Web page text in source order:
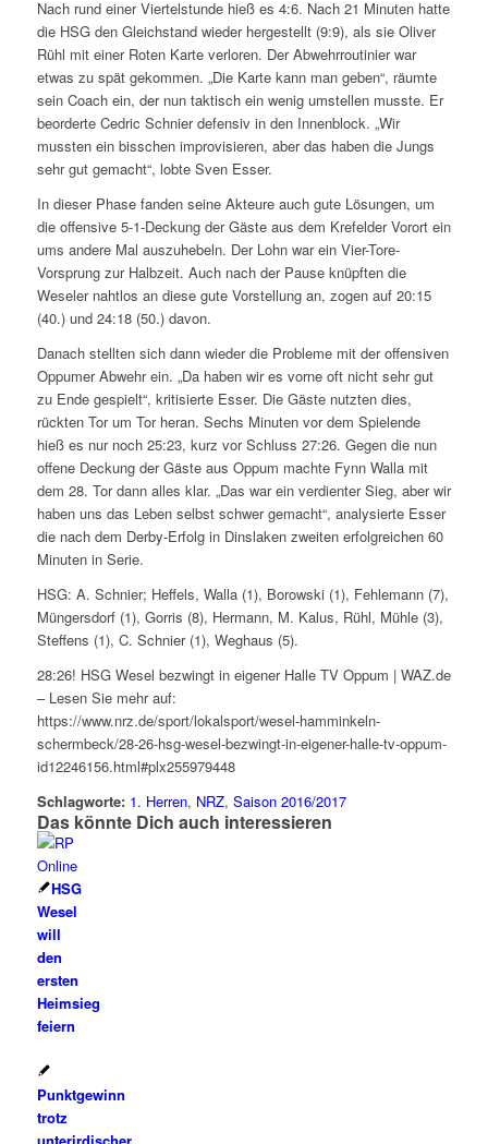
Nach rund einer Viertelstunde hieß es 4:6. Nach 21 Minuten hatte
die HSG den Gleichstand wieder hergestellt (9:9), als sie Oliver
Rühl mit einer Roten Karte verloren. Der Abwehrroutinier war
etwas zu spät gekommen. „Die Karte kann man geben“, räumte
sein Coach ein, der nun taktisch ein wenig umstellen musste. Er
beorderte Cedric Schnier defensiv in den Innenblock. „Wir
mussten ein bisschen improvisieren, aber das haben die Jungs
sehr gut gemacht“, lobte Sven Esser.
In dieser Phase fanden seine Akteure auch gute Lösungen, um
die offensive 5-1-Deckung der Gäste aus dem Krefelder Vorort ein
ums andere Mal auszuhebeln. Der Lohn war ein Vier-Tore-
Vorsprung zur Halbzeit. Auch nach der Pause knüpften die
Weseler nahtlos an diese gute Vorstellung an, zogen auf 20:15
(40.) und 24:18 (50.) davon.
Danach stellten sich dann wieder die Probleme mit der offensiven
Oppumer Abwehr ein. „Da haben wir es vorne oft nicht sehr gut
zu Ende gespielt“, kritisierte Esser. Die Gäste nutzten dies,
rückten Tor um Tor heran. Sechs Minuten vor dem Spielende
hieß es nur noch 25:23, kurz vor Schluss 27:26. Gegen die nun
offene Deckung der Gäste aus Oppum machte Fynn Walla mit
dem 28. Tor dann alles klar. „Das war ein verdienter Sieg, aber wir
haben uns das Leben selbst schwer gemacht“, analysierte Esser
die nach dem Derby-Erfolg in Dinslaken zweiten erfolgreichen 60
Minuten in Serie.
HSG: A. Schnier; Heffels, Walla (1), Borowski (1), Fehlemann (7),
Müngersdorf (1), Gorris (8), Hermann, M. Kalus, Rühl, Mühle (3),
Steffens (1), C. Schnier (1), Weghaus (5).
28:26! HSG Wesel bezwingt in eigener Halle TV Oppum | WAZ.de
– Lesen Sie mehr auf:
https://www.nrz.de/sport/lokalsport/wesel-hamminkeln-
schermbeck/28-26-hsg-wesel-bezwingt-in-eigener-halle-tv-oppum-
id12246156.html#plx255979448
Schlagworte: 1. Herren, NRZ, Saison 2016/2017
Das könnte Dich auch interessieren
HSG
Wesel
will
den
ersten
Heimsieg
feiern
Punktgewinn
trotz